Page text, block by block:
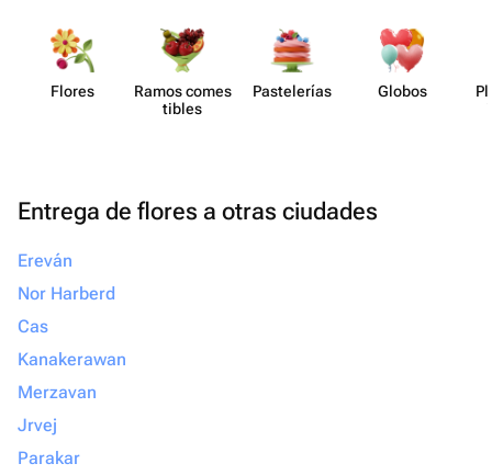
Flores
Ramos comes​
tibles
Paste​lerías Globos
Entrega de flores a otras ciudades
Ereván
Nor Harberd
Cas
Kanakerawan
Merzavan
Jrvej
Parakar